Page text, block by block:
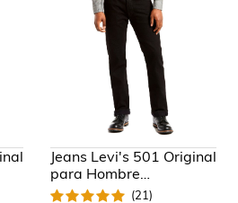
Jeans Levi's 501 Original
para Hombre
Universitario
(21)